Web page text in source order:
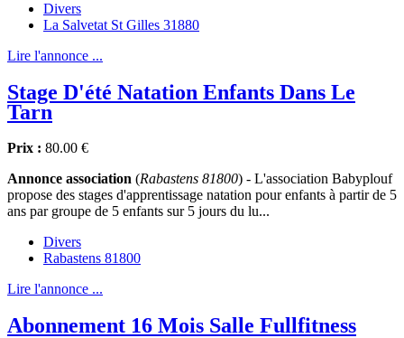
Divers
La Salvetat St Gilles 31880
Lire l'annonce ...
Stage D'été Natation Enfants Dans Le
Tarn
Prix : 80.00 €
Annonce association (Rabastens 81800) - L'association Babyplouf
propose des stages d'apprentissage natation pour enfants à partir de 5
ans par groupe de 5 enfants sur 5 jours du lu...
Divers
Rabastens 81800
Lire l'annonce ...
Abonnement 16 Mois Salle Fullfitness